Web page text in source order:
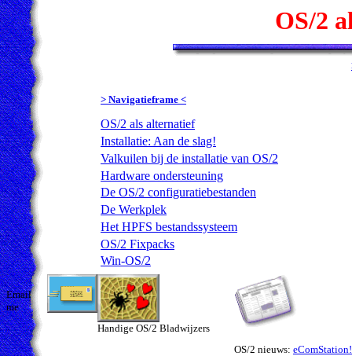
OS/2
> Navigatieframe <
OS/2 als alternatief
Installatie: Aan de slag!
Valkuilen bij de installatie van OS/2
Hardware ondersteuning
De OS/2 configuratiebestanden
De Werkplek
Het HPFS bestandssysteem
OS/2 Fixpacks
Win-OS/2
Email
me
Handige OS/2 Bladwijzers
OS/2 nieuws: eComStation!